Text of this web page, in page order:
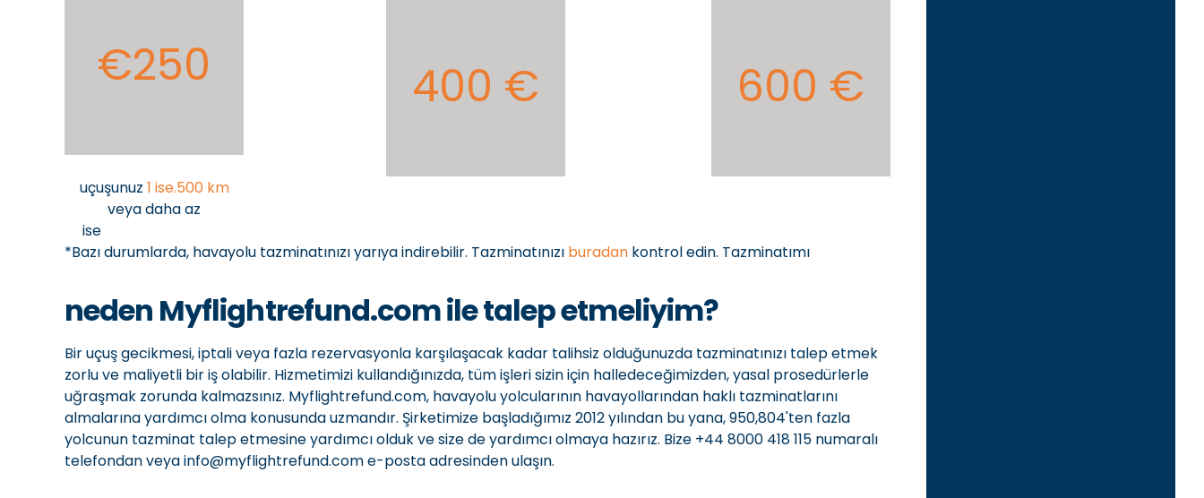
€250
uçuşunuz 1 ise.500 km
veya daha az
ise
400 € 600 €
*Bazı durumlarda, havayolu tazminatınızı yarıya indirebilir. Tazminatınızı buradan kontrol edin. Tazminatımı
neden Myflightrefund.com ile talep etmeliyim?
Bir uçuş gecikmesi, iptali veya fazla rezervasyonla karşılaşacak kadar talihsiz olduğunuzda tazminatınızı talep etmek
zorlu ve maliyetli bir iş olabilir. Hizmetimizi kullandığınızda, tüm işleri sizin için halledeceğimizden, yasal prosedürlerle
uğraşmak zorunda kalmazsınız. Myflightrefund.com, havayolu yolcularının havayollarından haklı tazminatlarını
almalarına yardımcı olma konusunda uzmandır. Şirketimize başladığımız 2012 yılından bu yana, 950,804'ten fazla
yolcunun tazminat talep etmesine yardımcı olduk ve size de yardımcı olmaya hazırız. Bize +44 8000 418 115 numaralı
telefondan veya info@myflightrefund.com e-posta adresinden ulaşın.